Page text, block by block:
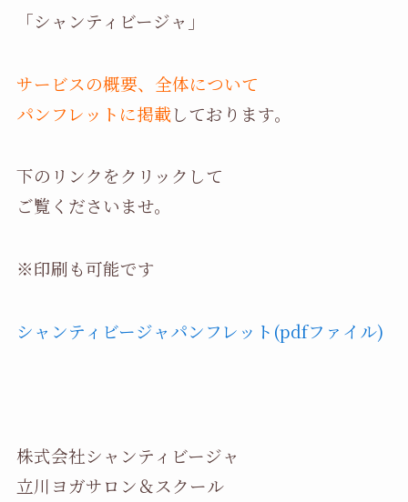
「シャンティビージャ」
サービスの概要、全体について
パンフレットに掲載しております。
下のリンクをクリックして
ご覧くださいませ。
※印刷も可能です
シャンティビージャパンフレット(pdfファイル)
株式会社シャンティビージャ
立川ヨガサロン＆スクール